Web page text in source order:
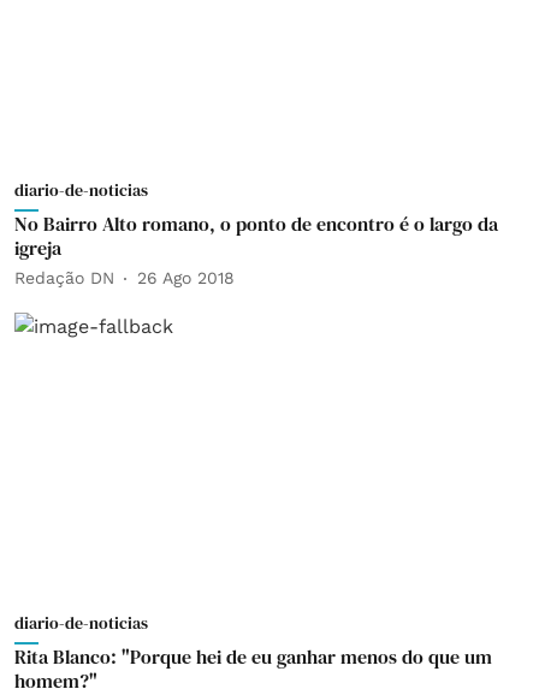
diario-de-noticias
No Bairro Alto romano, o ponto de encontro é o largo da
igreja
Redação DN 26 Ago 2018
diario-de-noticias
Rita Blanco: "Porque hei de eu ganhar menos do que um
homem?"